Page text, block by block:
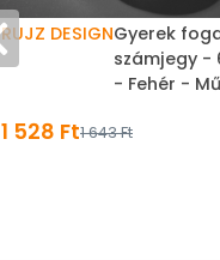
RUJZ DESIGNGyerek
számjegy -
- Fehér -
1 528 Ft1 643 Ft